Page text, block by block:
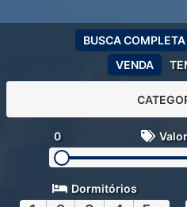
VENDA
BUSCA COMPLETA
0
Dormitórios